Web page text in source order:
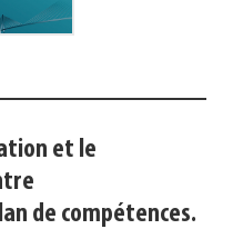
et le
de compétences.